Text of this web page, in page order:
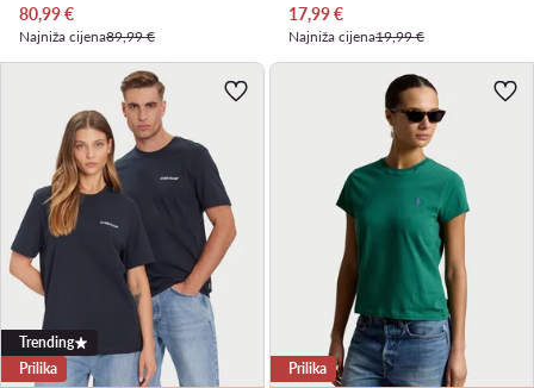
Trenutna cijena
80,99€
Najniža cijena89,99 €
Trenutna cijena
17,99€
Najniža cijena19,99 €
Trending
Prilika
Prilika